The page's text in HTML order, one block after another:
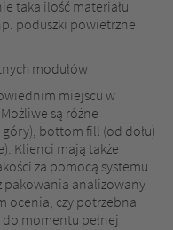
taka ilość materiału
poduszki powietrzne
modułów
miejscu w
są różne
bottom fill (od dołu)
Klienci mają także
za pomocą systemu
pakowania analizowany
ocenia, czy potrzebna
momentu pełnej